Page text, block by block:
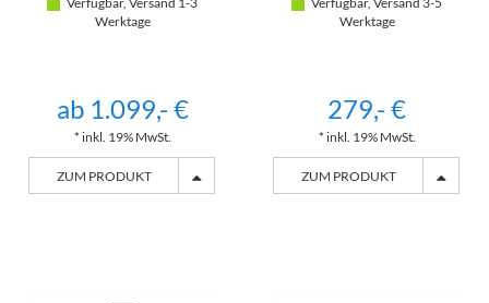
Werktage
ab 1.099,- €
* inkl. 19% MwSt.
ZUM PRODUKT
Werktage
279,- €
* inkl. 19% MwSt.
ZUM PRODUKT